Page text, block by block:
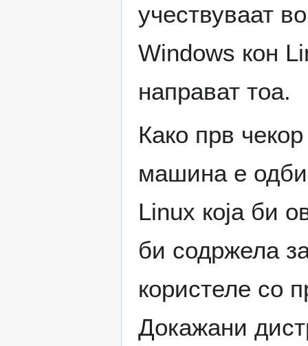
учествуваат
Windows кон
направат тоа.
Како прв
машина е
Linux која би
би содржела
користеле со
Докажани